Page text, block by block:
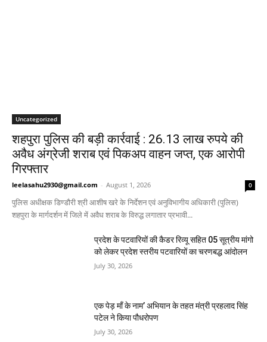
Uncategorized
शहपुरा पुलिस की बड़ी कार्रवाई : 26.13 लाख रुपये की
अवैध अंग्रेजी शराब एवं पिकअप वाहन जप्त, एक आरोपी
गिरफ्तार
leelasahu2930@gmail.com - August 1, 2026 0
पुलिस अधीक्षक डिण्डौरी श्री आशीष खरे के निर्देशन एवं अनुविभागीय अधिकारी (पुलिस)
शहपुरा के मार्गदर्शन में जिले में अवैध शराब के विरुद्ध लगातार प्रभावी...
प्रदेश के पटवारियों की कैडर रिव्यू सहित 05 सूत्रीय मांगो
को लेकर प्रदेश स्तरीय पटवारियों का चरणबद्ध आंदोलन
July 30, 2026
एक पेड़ माँ के नाम’ अभियान के तहत मंत्री प्रहलाद सिंह
पटेल ने किया पौधरोपण
July 30, 2026